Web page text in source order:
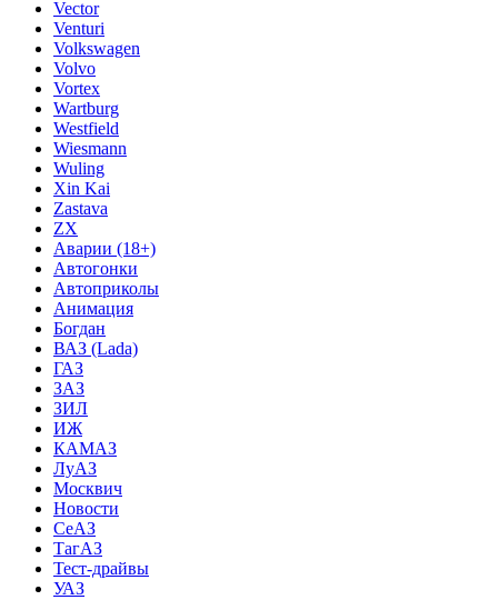
Vector
Venturi
Volkswagen
Volvo
Vortex
Wartburg
Westfield
Wiesmann
Wuling
Xin Kai
Zastava
ZX
Аварии (18+)
Автогонки
Автоприколы
Анимация
Богдан
ВАЗ (Lada)
ГАЗ
ЗАЗ
ЗИЛ
ИЖ
КАМАЗ
ЛуАЗ
Москвич
Новости
СеАЗ
ТагАЗ
Тест-драйвы
УАЗ